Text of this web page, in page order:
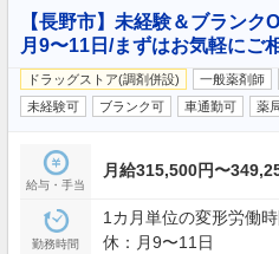
【長野市】未経験＆ブラン
月9〜11日/まずはお気軽にご
ドラッグストア(調剤併設) 一般薬剤師
未経験可
ブランク可 車通勤可 薬
給与・手当
月給315,500円〜
勤務時間
1カ月単位の変形労働
休：月9〜11日